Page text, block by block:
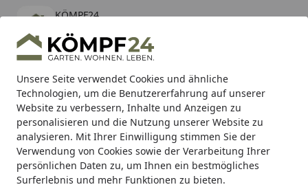
Unsere Seite verwendet Cookies und ähnliche
Technologien, um die Benutzererfahrung auf unserer
Website zu verbessern, Inhalte und Anzeigen zu
personalisieren und die Nutzung unserer Website zu
analysieren. Mit Ihrer Einwilligung stimmen Sie der
Verwendung von Cookies sowie der Verarbeitung Ihrer
persönlichen Daten zu, um Ihnen ein bestmögliches
Surferlebnis und mehr Funktionen zu bieten.
KÖMPF24
kostenlos - Im App Store
Hotline
Alle Produkte
Mein Konto
Suchen
Karibu Pools inkl. gratis Sandfilteranlage & Pool-
Starterset (Gesamtwert bis 468,99€)